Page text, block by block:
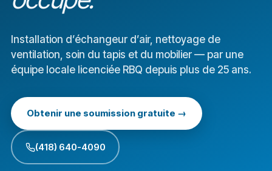
Installation d’échangeur d’air, nettoyage de
ventilation, soin du tapis et du mobilier — par une
équipe locale licenciée RBQ depuis plus de 25 ans.
Obtenir une soumission gratuite →
(418) 640-4090